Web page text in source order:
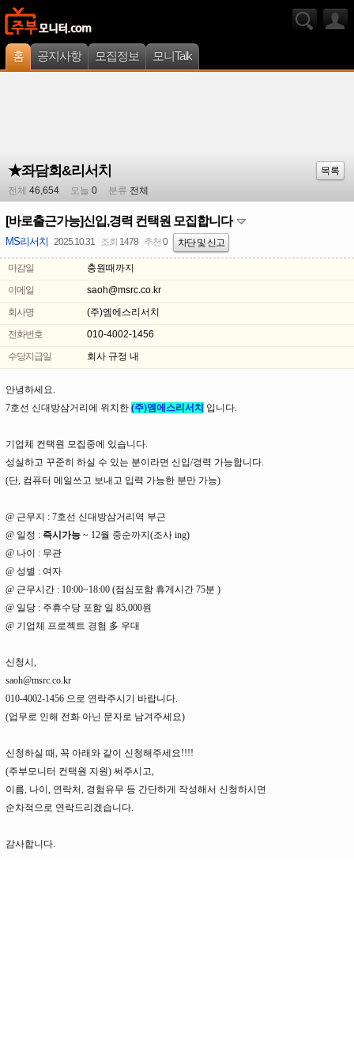
홈 공지사항 모집정보 모니Talk
★좌담회&리서치
목록
전체 46,654 오늘 0 분류 전체
[바로출근가능]신입,경력 컨택원 모집합니다
MS리서치 2025.10.31 조회 1478 추천 0 차단 및 신고
마감일
충원때까지
이메일
saoh@msrc.co.kr
회사명
(주)엠에스리서치
전화번호
010-4002-1456
수당지급일
회사 규정 내
안녕하세요.
7호선 신대방삼거리에 위치한 (주)엠에스리서치 입니다.
기업체 컨택원 모집중에 있습니다.
성실하고 꾸준히 하실 수 있는 분이라면 신입/경력 가능합니다.
(단, 컴퓨터 메일쓰고 보내고 입력 가능한 분만 가능)
@ 근무지 : 7호선 신대방삼거리역 부근
@ 일정 : 즉시가능 ~ 12월 중순까지(조사 ing)
@ 나이 : 무관
@ 성별 : 여자
@ 근무시간 : 10:00~18:00 (점심포함 휴게시간 75분 )
@ 일당 : 주휴수당 포함 일 85,000원
@ 기업체 프로젝트 경험 多 우대
신청시,
saoh@msrc.co.kr
010-4002-1456 으로 연락주시기 바랍니다.
(업무로 인해 전화 아닌 문자로 남겨주세요)
신청하실 때, 꼭 아래와 같이 신청해주세요!!!!
(주부모니터 컨택원 지원) 써주시고,
이름, 나이, 연락처, 경험유무 등 간단하게 작성해서 신청하시면
순차적으로 연락드리겠습니다.
감사합니다.